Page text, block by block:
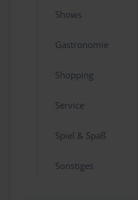
Shows
Gastronomie
Shopping
Service
Spiel & Spaß
Sonstiges